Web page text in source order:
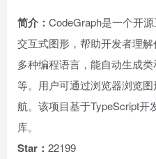
简介： CodeGraph是一个开
交互式图形，帮助开发者理
多种编程语言，能自动生成
等。用户可通过浏览器浏览
航。该项目基于TypeScript开
库。
Star： 22199